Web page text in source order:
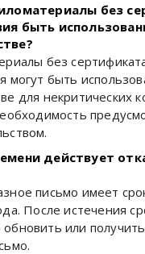
без
быть
без
могут быть
для некритических
действует
письмо имеет
После истечения
или